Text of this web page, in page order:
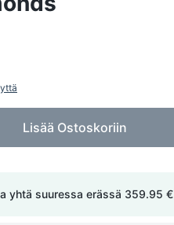
Lisää Ostoskoriin
yhtä suuressa erässä 359.95 €